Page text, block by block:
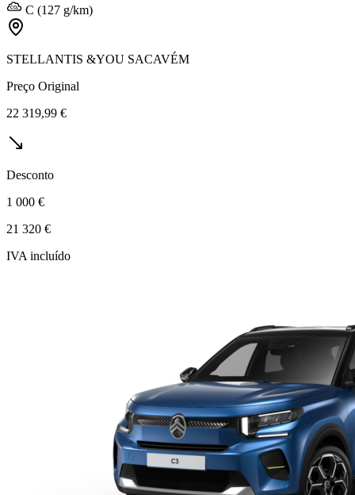
C (127 g/km)
STELLANTIS &YOU SACAVÉM
Preço Original
22 319,99 €
Desconto
1 000 €
21 320 €
IVA incluído